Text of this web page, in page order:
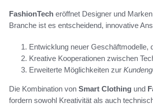
FashionTech eröffnet Designer und
Branche ist es entscheidend, innovative
Entwicklung neuer Geschäftmodelle,
Kreative Kooperationen zwischen
Erweiterte Möglichkeiten zur
Die Kombination von Smart Clothing und
fordern sowohl Kreativität als auch